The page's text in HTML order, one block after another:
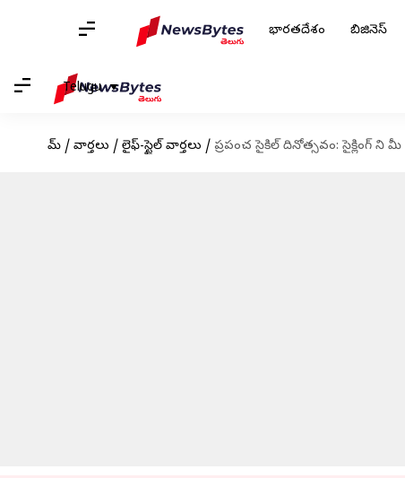
భారతదేశం బిజినెస్
Telugu
హోమ్ / వార్తలు / లైఫ్-స్టైల్ వార్తలు / ప్రపంచ సైకిల్ దినోత్సవం: సైక్లింగ్ ని